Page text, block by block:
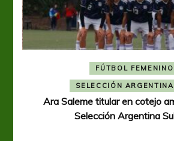
FÚTBOL FEMENINO
SELECCIÓN
Ara Saleme titular en cotejo
Selección Argentina